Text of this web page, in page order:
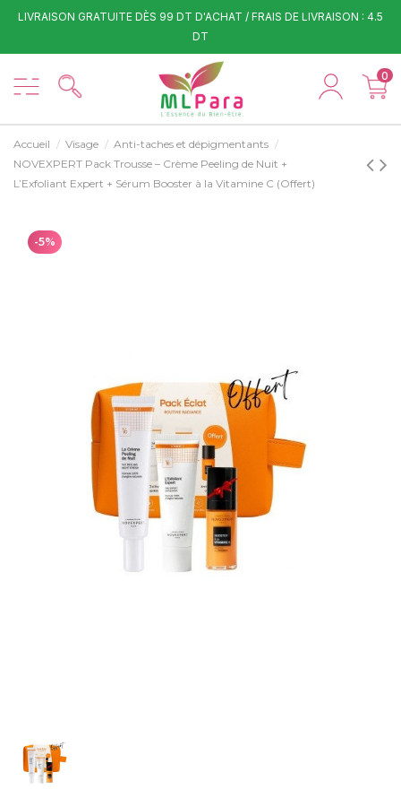
LIVRAISON GRATUITE DÈS 99 DT D'ACHAT / FRAIS DE LIVRAISON : 4.5
DT
0
Accueil Visage
Anti-taches et dépigmentants
NOVEXPERT Pack Trousse – Crème Peeling de Nuit +
L’Exfoliant Expert + Sérum Booster à la Vitamine C (Offert)
-5%